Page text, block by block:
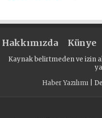
Birleşik Rusya,
sakinlerin
taleplerini yerine
Hakkımızda Künye
Kaynak belirtmeden ve izin
Haber Yazılımı |